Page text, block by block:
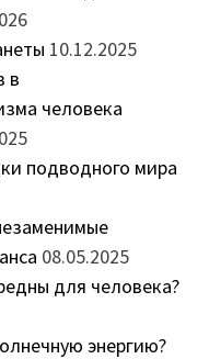
10.12.2025
в
человека
подводного мира
08.05.2025
для человека?
энергию?